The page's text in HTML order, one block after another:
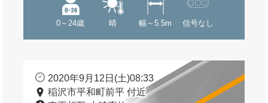
0～24歳 晴 幅～5.5m 信号なし
2020年9月12日(土)08:33
稲沢市平和町前平 付近